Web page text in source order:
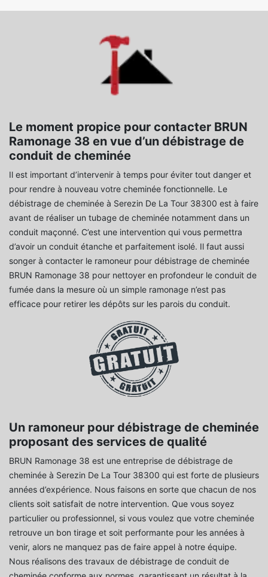
Le moment propice pour contacter BRUN
Ramonage 38 en vue d’un débistrage de
conduit de cheminée
Il est important d’intervenir à temps pour éviter tout danger et
pour rendre à nouveau votre cheminée fonctionnelle. Le
débistrage de cheminée à Serezin De La Tour 38300 est à faire
avant de réaliser un tubage de cheminée notamment dans un
conduit maçonné. C’est une intervention qui vous permettra
d’avoir un conduit étanche et parfaitement isolé. Il faut aussi
songer à contacter le ramoneur pour débistrage de cheminée
BRUN Ramonage 38 pour nettoyer en profondeur le conduit de
fumée dans la mesure où un simple ramonage n’est pas
efficace pour retirer les dépôts sur les parois du conduit.
Un ramoneur pour débistrage de cheminée
proposant des services de qualité
BRUN Ramonage 38 est une entreprise de débistrage de
cheminée à Serezin De La Tour 38300 qui est forte de plusieurs
années d’expérience. Nous faisons en sorte que chacun de nos
clients soit satisfait de notre intervention. Que vous soyez
particulier ou professionnel, si vous voulez que votre cheminée
retrouve un bon tirage et soit performante pour les années à
venir, alors ne manquez pas de faire appel à notre équipe.
Nous réalisons des travaux de débistrage de conduit de